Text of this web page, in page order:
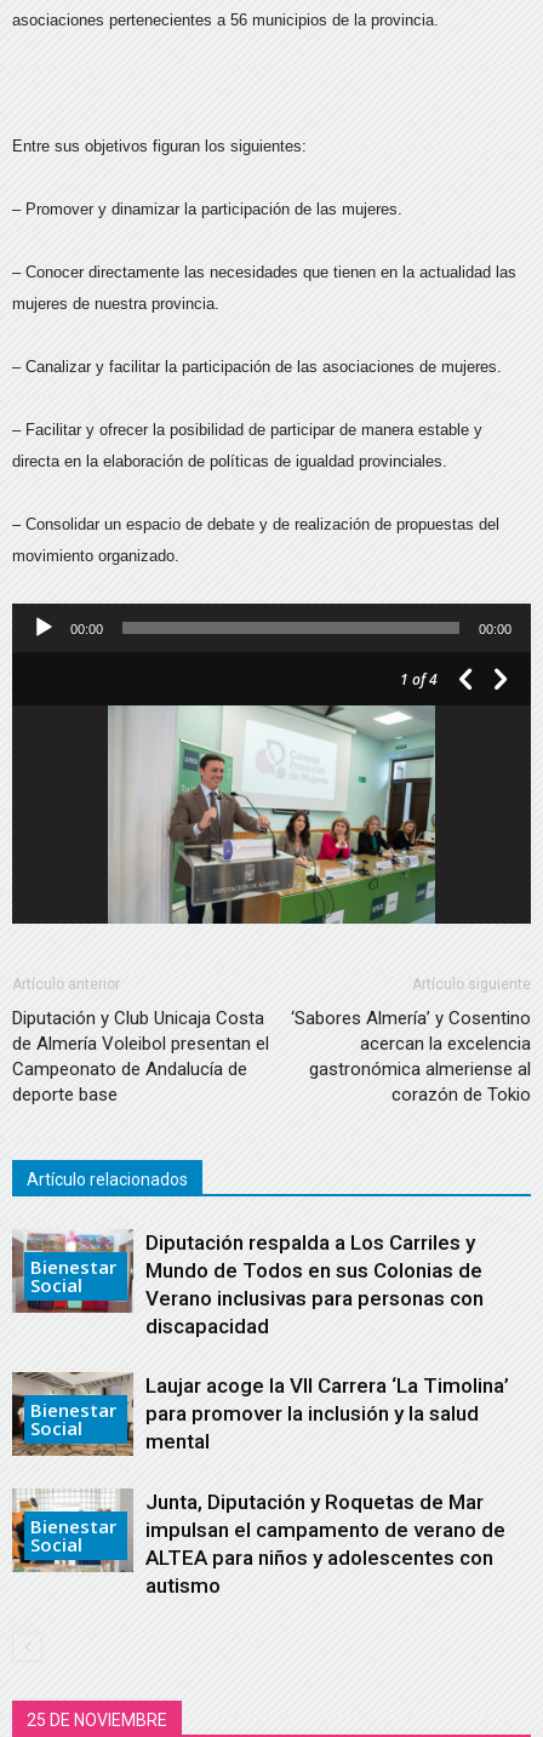
asociaciones pertenecientes a 56 municipios de la provincia.
Entre sus objetivos figuran los siguientes:
– Promover y dinamizar la participación de las mujeres.
– Conocer directamente las necesidades que tienen en la actualidad las
mujeres de nuestra provincia.
– Canalizar y facilitar la participación de las asociaciones de mujeres.
– Facilitar y ofrecer la posibilidad de participar de manera estable y
directa en la elaboración de políticas de igualdad provinciales.
– Consolidar un espacio de debate y de realización de propuestas del
movimiento organizado.
Reproductor
00:00 00:00
1 of 4
Artículo anterior
Diputación y Club Unicaja Costa
de Almería Voleibol presentan el
Campeonato de Andalucía de
deporte base
Artículo siguiente
‘Sabores Almería’ y Cosentino
acercan la excelencia
gastronómica almeriense al
corazón de Tokio
Artículo relacionados
Bienestar
Social
Diputación respalda a Los Carriles y
Mundo de Todos en sus Colonias de
Verano inclusivas para personas con
discapacidad
Bienestar
Social
Laujar acoge la VII Carrera ‘La Timolina’
para promover la inclusión y la salud
mental
Bienestar
Social
Junta, Diputación y Roquetas de Mar
impulsan el campamento de verano de
ALTEA para niños y adolescentes con
autismo
25 DE NOVIEMBRE